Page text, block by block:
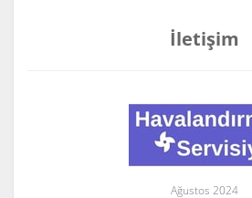
İletişim
Ağustos 2024